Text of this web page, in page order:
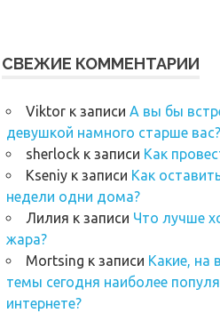
СВЕЖИЕ КОММЕНТАРИИ
Viktor к записи А вы бы
девушкой намного старше вас?
sherlock к записи Как
Kseniy к записи Как
недели одни дома?
Лилия к записи Что лучше
жара?
Mortsing к записи Какие, на
темы сегодня наиболее
интернете?